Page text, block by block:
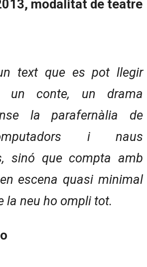
modalitat de teatre
text que es pot llegir
un conte, un drama
la parafernàlia de
i naus
sinó que compta amb
escena quasi minimal
la neu ho ompli tot.